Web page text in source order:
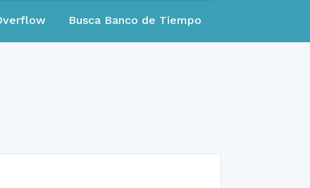
Busca Banco de Tiempo